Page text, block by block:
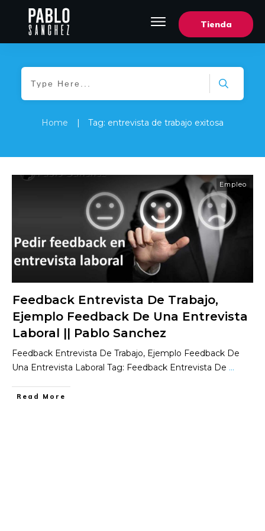
Tienda
Home Tag: entrevista de trabajo exitosa
Empleo
Feedback Entrevista De Trabajo,
Ejemplo Feedback De Una Entrevista
Laboral || Pablo Sanchez
Feedback Entrevista De Trabajo, Ejemplo Feedback De
Una Entrevista Laboral Tag: Feedback Entrevista De ...
​Read More